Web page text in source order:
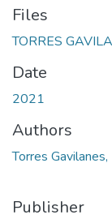
Files
TORRES
Date
2021
Authors
Torres Gavilanes,
Publisher